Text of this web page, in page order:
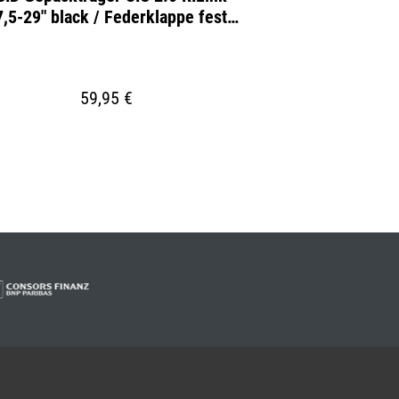
29" black / Federklappe fest
59,95 €